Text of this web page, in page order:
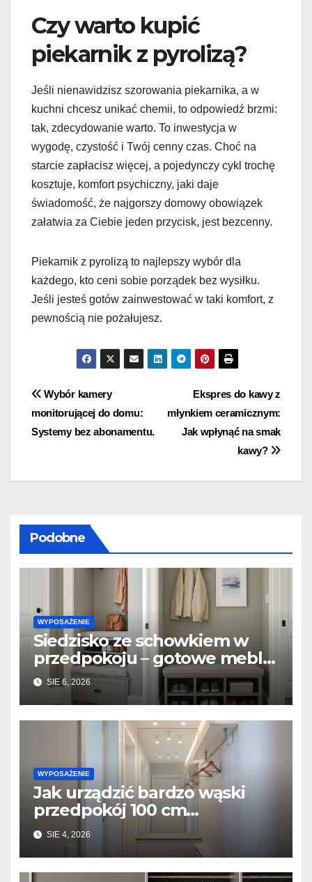
Czy warto kupić
piekarnik z pyrolizą?
Jeśli nienawidzisz szorowania piekarnika, a w
kuchni chcesz unikać chemii, to odpowiedź brzmi:
tak, zdecydowanie warto. To inwestycja w
wygodę, czystość i Twój cenny czas. Choć na
starcie zapłacisz więcej, a pojedynczy cykl trochę
kosztuje, komfort psychiczny, jaki daje
świadomość, że najgorszy domowy obowiązek
załatwia za Ciebie jeden przycisk, jest bezcenny.
Piekarnik z pyrolizą to najlepszy wybór dla
każdego, kto ceni sobie porządek bez wysiłku.
Jeśli jesteś gotów zainwestować w taki komfort, z
pewnością nie pożałujesz.
Nawigacja
wpisu
Ekspres do kawy z
młynkiem ceramicznym:
Jak wpłynąć na smak
kawy?
Wybór kamery
monitorującej do domu:
Systemy bez abonamentu.
Podobne
WYPOSAŻENIE
Siedzisko ze schowkiem w
przedpokoju – gotowe meble
vs. zabudowa stolarska na
wymiar
SIE 6, 2026
WYPOSAŻENIE
Jak urządzić bardzo wąski
przedpokój 100 cm
szerokości? Triki z lustrami i
płytkimi meblami
SIE 4, 2026